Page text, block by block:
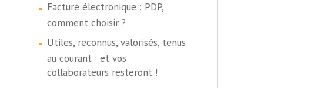
Facture électronique : PDP,
comment choisir ?
Utiles, reconnus, valorisés, tenus
au courant : et vos
collaborateurs resteront !